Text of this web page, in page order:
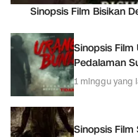
Sinopsis Film Bisikan
Sinopsis Film
Pedalaman
1 minggu yang
Sinopsis